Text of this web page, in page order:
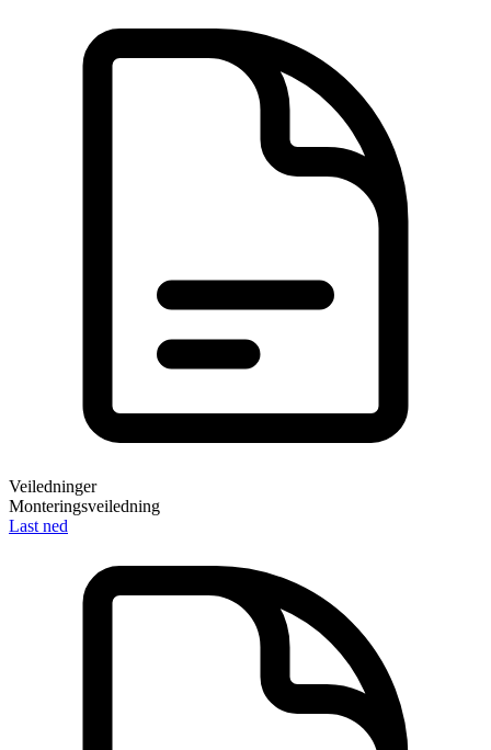
Veiledninger
Monteringsveiledning
Last ned